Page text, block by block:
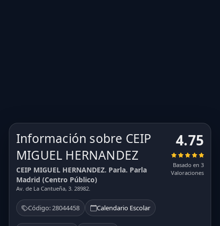
Información sobre CEIP
MIGUEL HERNANDEZ
CEIP MIGUEL HERNANDEZ. Parla. Parla
Madrid (Centro Público)
Av. de La Cantueña, 3. 28982.
Código: 28044458 Calendario Escolar
4.75
Basado en 3
Valoraciones